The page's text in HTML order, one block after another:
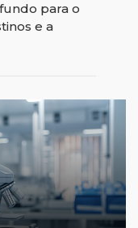
para o
e a